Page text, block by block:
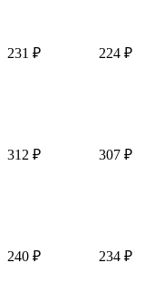
231 ₽ 224 ₽
312 ₽ 307 ₽
240 ₽ 234 ₽